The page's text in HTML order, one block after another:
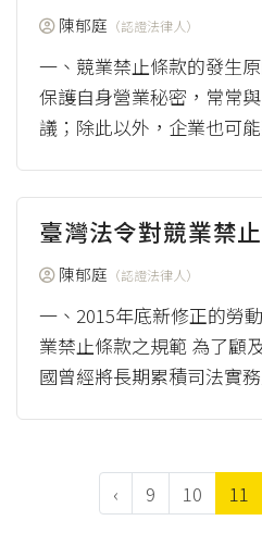
陳郁庭 （認證法律人）
一、競業禁止條款的發生
保護自身營業秘密，常常
議；除此以外，企業也可
臺灣法令對競業禁
陳郁庭 （認證法律人）
一、2015年底新修正的勞
業禁止條款之規範 為了顧
國曾經將長期累積司法實
‹ 9 10 11